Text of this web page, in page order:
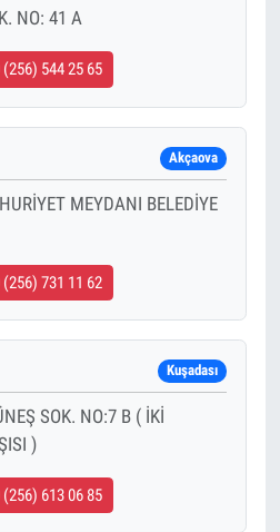
NO: 41 A
(256) 544 25 65
Akçaova
MEYDANI BELEDİYE
(256) 731 11 62
Kuşadası
SOK. NO:7 B ( İKİ
)
(256) 613 06 85